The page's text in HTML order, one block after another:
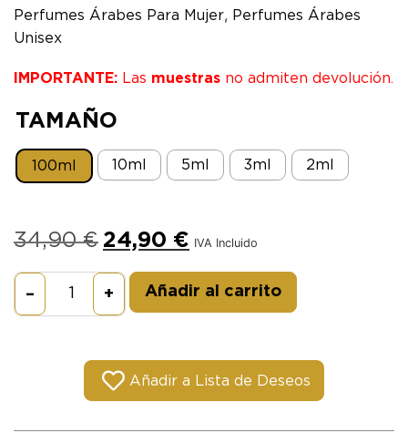
Perfumes Árabes Para Mujer, Perfumes Árabes
Unisex
IMPORTANTE: Las muestras no admiten devolución.
TAMAÑO
100ml 10ml 5ml 3ml 2ml
34,90€ 24,90 € IVA Incluido
– + Añadir al carrito
Añadir a Lista de Deseos